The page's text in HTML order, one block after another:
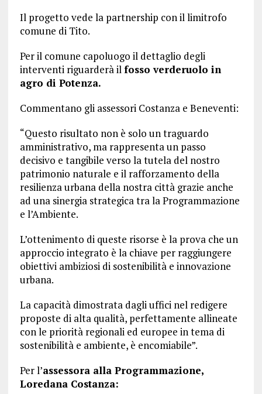
Il progetto vede la partnership con il limitrofo
comune di Tito.
Per il comune capoluogo il dettaglio degli
interventi riguarderà ilfosso verderuolo in
agro di Potenza.
Commentano gli assessori Costanza e Beneventi:
“Questo risultato non è solo un traguardo
amministrativo, ma rappresenta un passo
decisivo e tangibile verso la tutela del nostro
patrimonio naturale e il rafforzamento della
resilienza urbana della nostra città grazie anche
ad una sinergia strategica tra la Programmazione
e l’Ambiente.
L’ottenimento di queste risorse è la prova che un
approccio integrato è la chiave per raggiungere
obiettivi ambiziosi di sostenibilità e innovazione
urbana.
La capacità dimostrata dagli uffici nel redigere
proposte di alta qualità, perfettamente allineate
con le priorità regionali ed europee in tema di
sostenibilità e ambiente, è encomiabile”.
Per l’assessora alla Programmazione,
Loredana Costanza: